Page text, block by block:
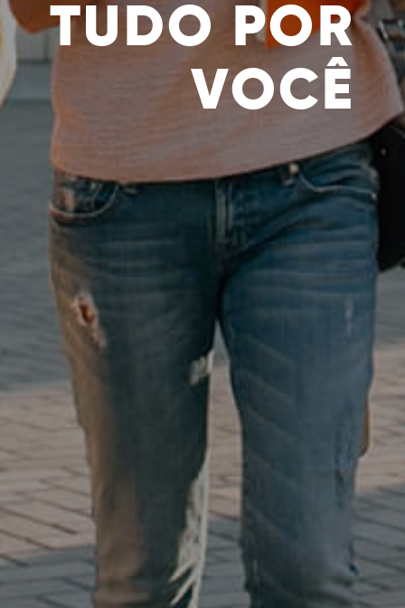
TUDO POR
VOCÊ